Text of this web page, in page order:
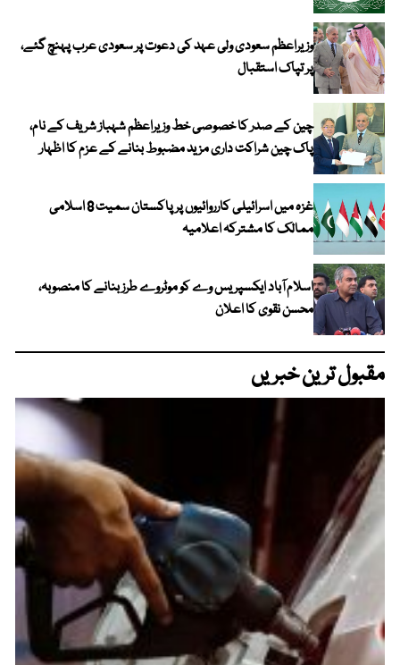
وزیراعظم سعودی ولی عہد کی دعوت پر سعودی عرب پہنچ گئے،
پر تپاک استقبال
چین کے صدر کا خصوصی خط وزیراعظم شہباز شریف کے نام،
پاک چین شراکت داری مزید مضبوط بنانے کے عزم کا اظہار
غزہ میں اسرائیلی کارروائیوں پر پاکستان سمیت 8 اسلامی
ممالک کا مشترکہ اعلامیہ
اسلام آباد ایکسپریس وے کو موٹروے طرز بنانے کا منصوبہ،
محسن نقوی کا اعلان
مقبول ترین خبریں